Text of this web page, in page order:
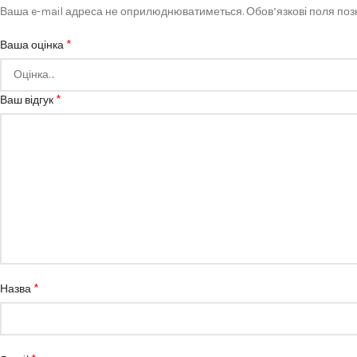
Ваша e-mail адреса не оприлюднюватиметься.Обов’язкові поля
Ваша оцінка *
Ваш відгук *
Назва *